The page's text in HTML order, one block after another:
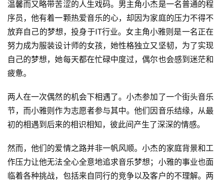
温馨而又略带苦涩的人生戏码。男主角小杰是一名普通的程
序员，他有着一颗热爱音乐的心，却因为家庭的压力不得不
放弃自己的梦想，投身于IT行业。女主角小雅则是一名正在
努力成为服装设计师的女孩，她性格独立又坚韧，为了实现
自己的梦想，她每天都在忙碌中度过，偶尔也会感到迷茫和
疲惫。
两人在一次偶然的机会下相遇了。小杰参加了一个街头音乐
节，而小雅则作为志愿者参与其中。他们因音乐结缘，从最
初的相遇到后来的相识相知，彼此间产生了深深的情感。
然而，他们的爱情之路并非一帆风顺。小杰的家庭背景和工
作压力让他无法全心全意地追求音乐梦想；小雅的事业也面
临着各种挑战，包括来自同行的竞争以及客户的不理解。两